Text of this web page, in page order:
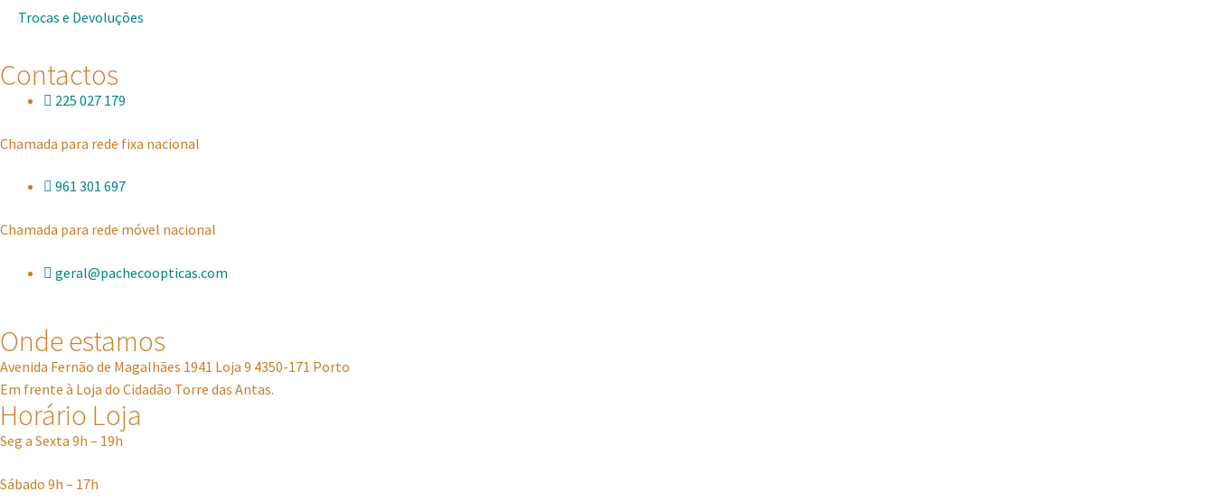
Trocas e Devoluções
Contactos
225 027 179
Chamada para rede fixa nacional
961 301 697
Chamada para rede móvel nacional
geral@pachecoopticas.com
Onde estamos
Avenida Fernão de Magalhães 1941 Loja 9 4350-171 Porto
Em frente à Loja do Cidadão Torre das Antas.
Horário Loja
Seg a Sexta 9h – 19h
Sábado 9h – 17h